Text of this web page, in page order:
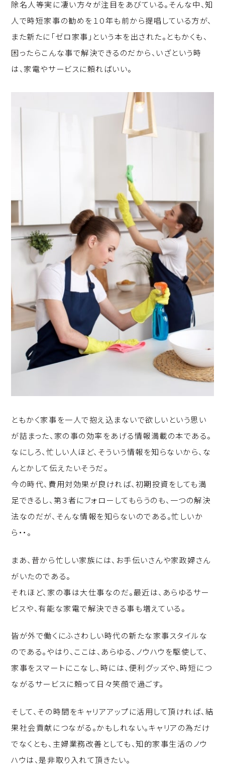
除名人等実に凄い方々が注目をあびている。そんな中、知
人で時短家事の勧めを１０年も前から提唱している方が、
また新たに「ゼロ家事」という本を出された。ともかくも、
困ったらこんな事で解決できるのだから、いざという時
は、家電やサービスに頼ればいい。
ともかく家事を一人で抱え込まないで欲しいという思い
が詰まった、家の事の効率をあげる情報満載の本である。
なにしろ、忙しい人ほど、そういう情報を知らないから、な
んとかして伝えたいそうだ。
今の時代、費用対効果が良ければ、初期投資をしても満
足できるし、第３者にフォローしてもらうのも、一つの解決
法なのだが、そんな情報を知らないのである。忙しいか
ら・・。
まあ、昔から忙しい家族には、お手伝いさんや家政婦さん
がいたのである。
それほど、家の事は大仕事なのだ。最近は、あらゆるサー
ビスや、有能な家電で解決できる事も増えている。
皆が外で働くにふさわしい時代の新たな家事スタイルな
のである。やはり、ここは、あらゆる、ノウハウを駆使して、
家事をスマートにこなし、時には、便利グッズや、時短につ
ながるサービスに頼って日々笑顔で過ごす。
そして、その時間をキャリアアップに活用して頂ければ、結
果社会貢献につながる。かもしれない。キャリアの為だけ
でなくとも、主婦業務改善としても、知的家事生活のノウ
ハウは、是非取り入れて頂きたい。